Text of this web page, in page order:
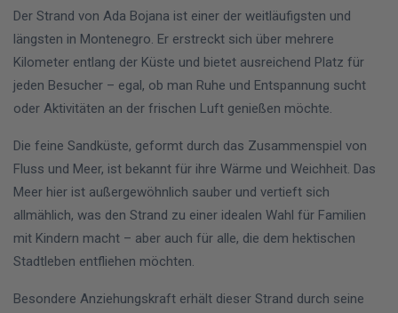
Der Strand von Ada Bojana ist einer der weitläufigsten und
längsten in Montenegro. Er erstreckt sich über mehrere
Kilometer entlang der Küste und bietet ausreichend Platz für
jeden Besucher – egal, ob man Ruhe und Entspannung sucht
oder Aktivitäten an der frischen Luft genießen möchte.
Die feine Sandküste, geformt durch das Zusammenspiel von
Fluss und Meer, ist bekannt für ihre Wärme und Weichheit. Das
Meer hier ist außergewöhnlich sauber und vertieft sich
allmählich, was den Strand zu einer idealen Wahl für Familien
mit Kindern macht – aber auch für alle, die dem hektischen
Stadtleben entfliehen möchten.
Besondere Anziehungskraft erhält dieser Strand durch seine